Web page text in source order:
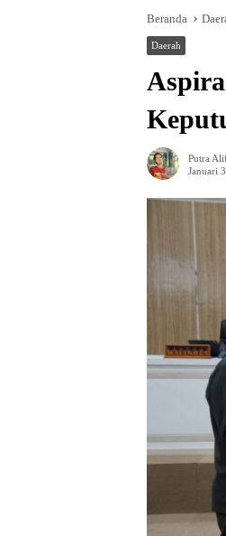
Beranda
Daerah
Putra
Januari